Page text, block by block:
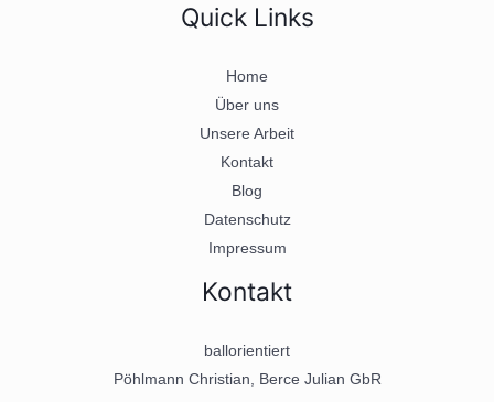
Quick Links
Home
Über uns
Unsere Arbeit
Kontakt
Blog
Datenschutz
Impressum
Kontakt
ballorientiert
Pöhlmann Christian, Berce Julian GbR